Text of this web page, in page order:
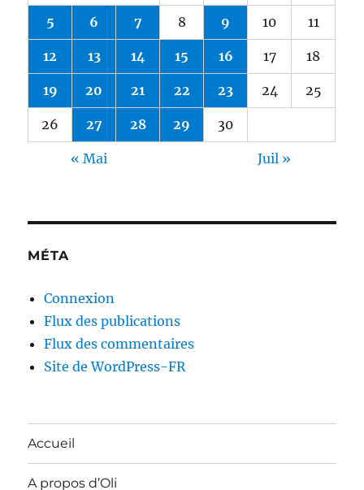
5 6 7 8 9 10 11
12 13 14 15 16 17 18
19 20 21 22 23 24 25
26 27 28 29 30
« Mai Juil »
MÉTA
Connexion
Flux des publications
Flux des commentaires
Site de WordPress-FR
Accueil
A propos d’Oli